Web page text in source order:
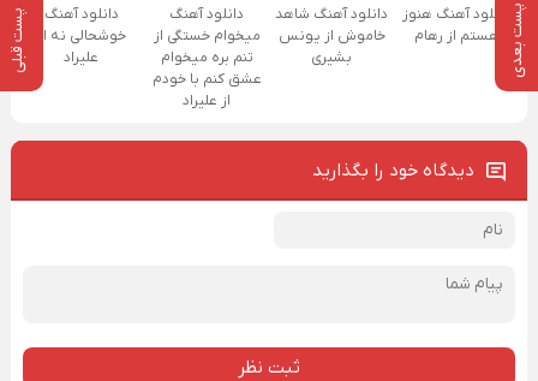
پست بعدی پست قبلی
دانلود آهنگ هنوز
هستم از رهام
دانلود آهنگ شاهد
خاموش از یونس
بشیری
دانلود آهنگ
میخوام خستگی از
تنم بره میخوام
عشق کنم با خودم
از علیراد
دانلود آهنگ
خوشحالی نه از
علیراد
دیدگاه خود را بگذارید
ثبت نظر